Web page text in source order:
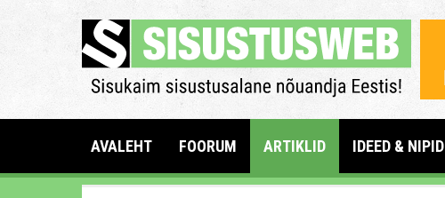
AVALEHT FOORUM ARTIKLID IDEED & NIPID